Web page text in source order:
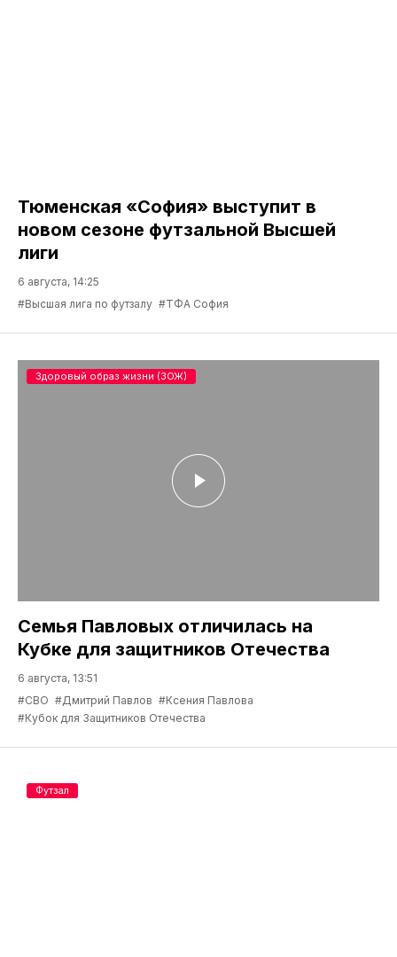
Тюменская «София» выступит в
новом сезоне футзальной Высшей
лиги
6 августа, 14:25
#Высшая лига по футзалу #ТФА София
Семья Павловых отличилась на
Кубке для защитников Отечества
6 августа, 13:51
#СВО #Дмитрий Павлов #Ксения Павлова
#Кубок для Защитников Отечества
Здоровый образ жизни (ЗОЖ)
Футзал